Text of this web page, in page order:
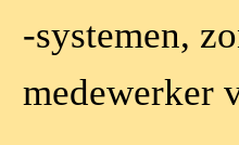
-systemen,
medewerker